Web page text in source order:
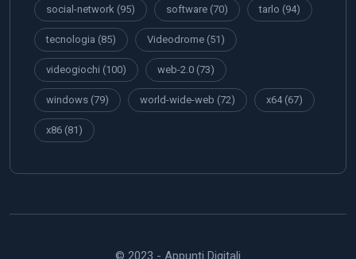
social-network (95) software (70) tarlo (94)
tecnologia (85) Videodrome (51)
videogiochi (100) web-2.0 (73)
windows (79) world-wide-web (72) x64(67)
x86 (81)
© 2023 - Appunti Digitali